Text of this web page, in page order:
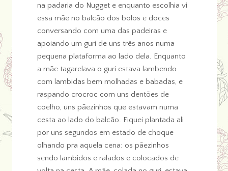
na padaria do Nugget e enquanto escolhia vi
essa mãe no balcão dos bolos e doces
conversando com uma das padeiras e
apoiando um guri de uns três anos numa
pequena plataforma ao lado dela. Enquanto
a mãe tagarelava o guri estava lambendo
com lambidas bem molhadas e babadas, e
raspando crocroc com uns dentões de
coelho, uns pãezinhos que estavam numa
cesta ao lado do balcão. Fiquei plantada ali
por uns segundos em estado de choque
olhando pra aquela cena: os pãezinhos
sendo lambidos e ralados e colocados de